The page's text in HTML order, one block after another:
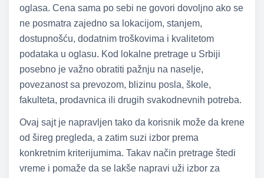
oglasa. Cena sama po sebi ne govori dovoljno ako se
ne posmatra zajedno sa lokacijom, stanjem,
dostupnošću, dodatnim troškovima i kvalitetom
podataka u oglasu. Kod lokalne pretrage u Srbiji
posebno je važno obratiti pažnju na naselje,
povezanost sa prevozom, blizinu posla, škole,
fakulteta, prodavnica ili drugih svakodnevnih potreba.
Ovaj sajt je napravljen tako da korisnik može da krene
od šireg pregleda, a zatim suzi izbor prema
konkretnim kriterijumima. Takav način pretrage štedi
vreme i pomaže da se lakše napravi uži izbor za